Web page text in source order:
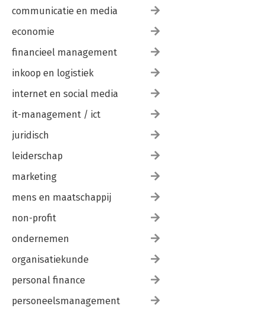
communicatie en media
economie
financieel management
inkoop en logistiek
internet en social media
it-management / ict
juridisch
leiderschap
marketing
mens en maatschappij
non-profit
ondernemen
organisatiekunde
personal finance
personeelsmanagement